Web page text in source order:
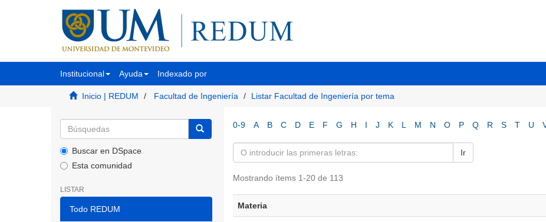
Institucional Ayuda Indexado por
Inicio | REDUM Facultad de Ingeniería Listar Facultad de Ingeniería por tema
Buscar en DSpace
Esta comunidad
LISTAR
Todo REDUM
0-9 A B C D E F G H I J K L M N O P Q R S T U
Ir
Mostrando ítems 1-20 de 113
Materia